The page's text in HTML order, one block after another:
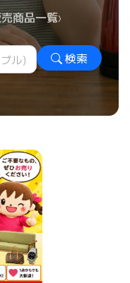
商品一覧
検索